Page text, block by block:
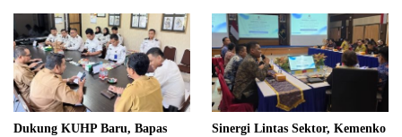
Dukung KUHP Baru, Bapas
Sinergi Lintas Sektor, Kemenko